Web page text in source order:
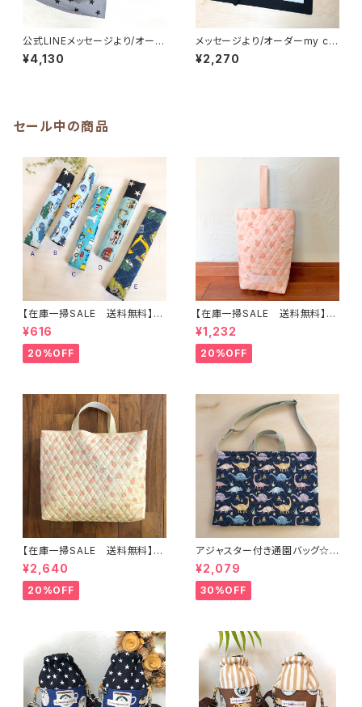
公式LINEメッセージより/オーダ
ー 巾着袋(大) (中)★男の子
シンプル｜通園通学用のかわい
¥4,130
メッセージより/オーダーmy col
or/給食袋縦25×横20cm/ラン
チョンマット縦25×横35cm｜通
¥2,270
セール中の商品
【在庫一掃SALE 送料無料】も
こもこ水筒肩ひもカバー【はたら
く】 ★KS.10111314151617181
9 車 男の子 飛行機 くる
ま ｜通園通学用のかわいい巾
¥616
20%OFF
【在庫一掃SALE 送料無料】再
販/上靴入れ☆27×22マチ6cm
☆【ピーチ柄】 ★US.49 上履き
袋 上靴袋 桃 キルティング 裏
地付き ｜通園通学用のかわい
¥1,232
20%OFF
【在庫一掃SALE 送料無料】通
園バッグ☆32×43マチ6cm☆
【ピーチ柄】★TB.39 幼稚園バ
ッグ トートバッグ キルティン
グ レッスンバッグ 桃 女の
¥2,640
20%OFF
アジャスター付き通園バッグ☆3
0×43cm 【恐竜柄】 ★B. 13 男
の子 キルティング 絵本バッ
グ ダイナソー ｜通園通学用
のかわいい巾着袋や入園オーダ
¥2,079
30%OFF